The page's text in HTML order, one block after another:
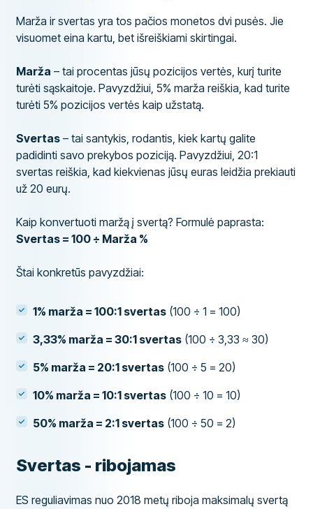
Marža ir svertas yra tos pačios monetos dvi pusės. Jie
visuomet eina kartu, bet išreiškiami skirtingai.
Marža – tai procentas jūsų pozicijos vertės, kurį turite
turėti sąskaitoje. Pavyzdžiui, 5% marža reiškia, kad turite
turėti 5% pozicijos vertės kaip užstatą.
Svertas – tai santykis, rodantis, kiek kartų galite
padidinti savo prekybos poziciją. Pavyzdžiui, 20:1
svertas reiškia, kad kiekvienas jūsų euras leidžia prekiauti
už 20 eurų.
Kaip konvertuoti maržą į svertą? Formulė paprasta:
Svertas = 100 ÷ Marža %
Štai konkretūs pavyzdžiai:
1% marža = 100:1 svertas (100 ÷ 1 = 100)
3,33% marža = 30:1 svertas (100 ÷ 3,33 ≈ 30)
5% marža = 20:1 svertas (100 ÷ 5 = 20)
10% marža = 10:1 svertas (100 ÷ 10 = 10)
50% marža = 2:1 svertas (100 ÷ 50 = 2)
Svertas - ribojamas
ES reguliavimas nuo 2018 metų riboja maksimalų svertą